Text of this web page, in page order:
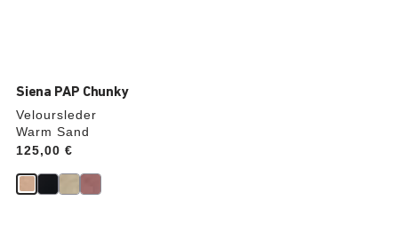
Siena PAP Chunky
Veloursleder
Warm Sand
Price:
125,00 €